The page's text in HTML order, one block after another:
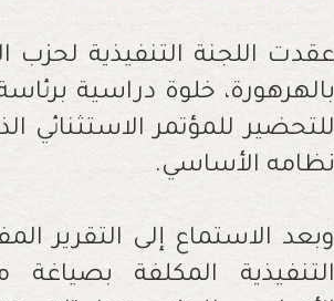
بالهرهورة، خلوة دراسية
للتحضير للمؤتمر
نظامه الأساسي.
وبعد الاستماع إلى التقرير
التنفيذية المكلفة